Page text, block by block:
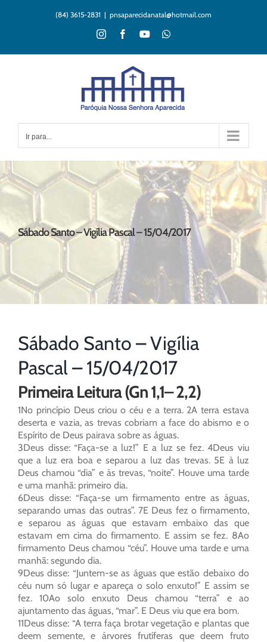
(84) 3615-2831 | pnsaparecidanatal@hotmail.com
InstagramFacebookYouTubeWhatsApp
Ir para...
Sábado Santo – Vigília Pascal – 15/04/2017
Sábado Santo – Vigília
Pascal – 15/04/2017
Primeira Leitura (Gn 1,1– 2,2)
1No princípio Deus criou o céu e a terra. 2A terra estava
deserta e vazia, as trevas cobriam a face do abismo e o
Espírito de Deus pairava sobre as águas.
3Deus disse: “Faça-se a luz!” E a luz se fez. 4Deus viu
que a luz era boa e separou a luz das trevas. 5E à luz
Deus chamou “dia” e às trevas, “noite”. Houve uma tarde
e uma manhã: primeiro dia.
6Deus disse: “Faça-se um firmamento entre as águas,
separando umas das outras”. 7E Deus fez o firmamento,
e separou as águas que estavam embaixo das que
estavam em cima do firmamento. E assim se fez. 8Ao
firmamento Deus chamou “céu”. Houve uma tarde e uma
manhã: segundo dia.
9Deus disse: “Juntem-se as águas que estão debaixo do
céu num só lugar e apareça o solo enxuto!” E assim se
fez. 10Ao solo enxuto Deus chamou “terra” e ao
ajuntamento das águas, “mar”. E Deus viu que era bom.
11Deus disse: “A terra faça brotar vegetação e plantas que
deem semente, e árvores frutíferas que deem fruto